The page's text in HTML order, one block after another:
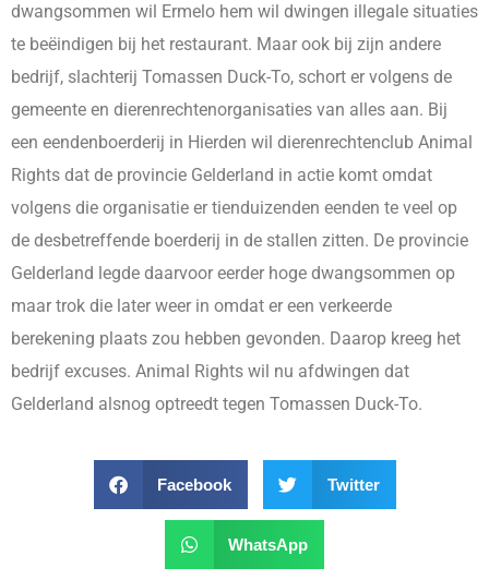
dwangsommen wil Ermelo hem wil dwingen illegale situaties
te beëindigen bij het restaurant. Maar ook bij zijn andere
bedrijf, slachterij Tomassen Duck-To, schort er volgens de
gemeente en dierenrechtenorganisaties van alles aan. Bij
een eendenboerderij in Hierden wil dierenrechtenclub Animal
Rights dat de provincie Gelderland in actie komt omdat
volgens die organisatie er tienduizenden eenden te veel op
de desbetreffende boerderij in de stallen zitten. De provincie
Gelderland legde daarvoor eerder hoge dwangsommen op
maar trok die later weer in omdat er een verkeerde
berekening plaats zou hebben gevonden. Daarop kreeg het
bedrijf excuses. Animal Rights wil nu afdwingen dat
Gelderland alsnog optreedt tegen Tomassen Duck-To.
Facebook Twitter
WhatsApp